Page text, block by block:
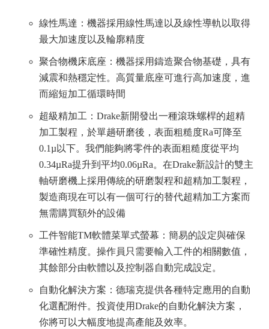
線性馬達：機器採用線性馬達以及線性導軌以取得
最大加速度以及輪廓精度
聚合物機床底座：機器採用鑄造聚合物基礎，具有
減震和熱穩定性。高質量底座可進行高加速度，進
而縮短加工循環時間
超級精加工：Drake新開發出一種滾珠螺桿的超精
加工製程，於單趟研磨後，表面粗糙度Ra可降至
0.1µ以下。我們能夠將零件的表面粗糙度從平均
0.34µRa提升到平均0.06µRa。在Drake新設計的雙主
軸研磨機上採用傳統的研磨製程和超精加工製程，
製造商現在可以有一個可行的替代超精加工方案而
無需購買額外的設備
工件智能TM軟體菜單式螢幕：簡易的設定與確保
準確性精度。操作員只需要輸入工件的相關數值，
其餘部分由軟體以及控制器自動完成設定。
自動化解決方案：德瑞克提供各種特定應用的自動
化選配附件。投資使用Drake的自動化解決方案，
你將可以大幅度地提高產能及效率。